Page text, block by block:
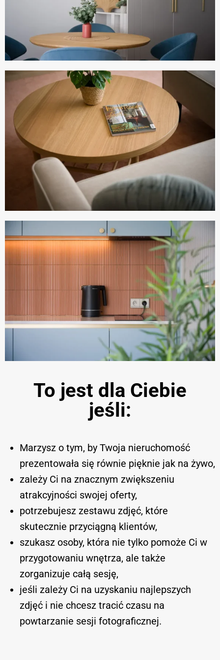
To jest dla Ciebie
jeśli:
Marzysz o tym, by Twoja nieruchomość
prezentowała się równie pięknie jak na żywo,
zależy Ci na znacznym zwiększeniu
atrakcyjności swojej oferty,
potrzebujesz zestawu zdjęć, które
skutecznie przyciągną klientów,
szukasz osoby, która nie tylko pomoże Ci w
przygotowaniu wnętrza, ale także
zorganizuje całą sesję,
jeśli zależy Ci na uzyskaniu najlepszych
zdjęć i nie chcesz tracić czasu na
powtarzanie sesji fotograficznej.